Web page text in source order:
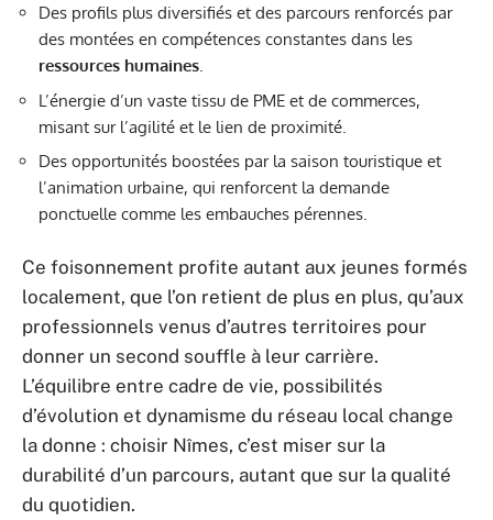
Des profils plus diversifiés et des parcours renforcés par
des montées en compétences constantes dans les
ressources humaines.
L’énergie d’un vaste tissu de PME et de commerces,
misant sur l’agilité et le lien de proximité.
Des opportunités boostées par la saison touristique et
l’animation urbaine, qui renforcent la demande
ponctuelle comme les embauches pérennes.
Ce foisonnement profite autant aux jeunes formés
localement, que l’on retient de plus en plus, qu’aux
professionnels venus d’autres territoires pour
donner un second souffle à leur carrière.
L’équilibre entre cadre de vie, possibilités
d’évolution et dynamisme du réseau local change
la donne : choisir Nîmes, c’est miser sur la
durabilité d’un parcours, autant que sur la qualité
du quotidien.